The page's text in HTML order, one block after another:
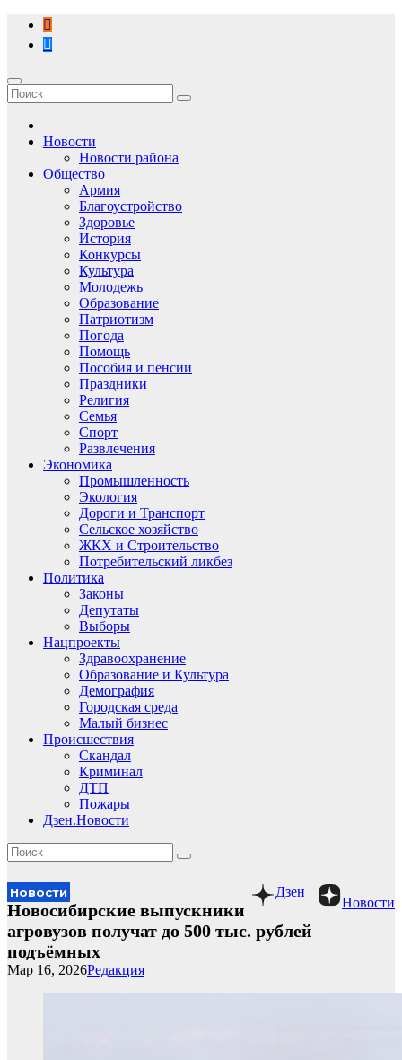
Перейти
содержимому
Новости
Новости района
Общество
Армия
Благоустройство
Здоровье
История
Конкурсы
Культура
Молодежь
Образование
Патриотизм
Погода
Помощь
Пособия и пенсии
Праздники
Религия
Семья
Спорт
Развлечения
Экономика
Промышленность
Экология
Дороги и Транспорт
Сельское хозяйство
ЖКХ и Строительство
Потребительский ликбез
Политика
Законы
Депутаты
Выборы
Нацпроекты
Здравоохранение
Образование и Культура
Демография
Городская среда
Малый бизнес
Происшествия
Скандал
Криминал
ДТП
Пожары
Дзен.Новости
Новости
Дзен
Новости
Новосибирские выпускники
агровузов получат до 500 тыс. рублей
подъёмных
Редакция
Мар 16, 2026